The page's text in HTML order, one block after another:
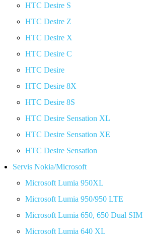
HTC Desire S
HTC Desire Z
HTC Desire X
HTC Desire C
HTC Desire
HTC Desire 8X
HTC Desire 8S
HTC Desire Sensation XL
HTC Desire Sensation XE
HTC Desire Sensation
Servis Nokia/Microsoft
Microsoft Lumia 950XL
Microsoft Lumia 950/950 LTE
Microsoft Lumia 650, 650 Dual SIM
Microsoft Lumia 640 XL